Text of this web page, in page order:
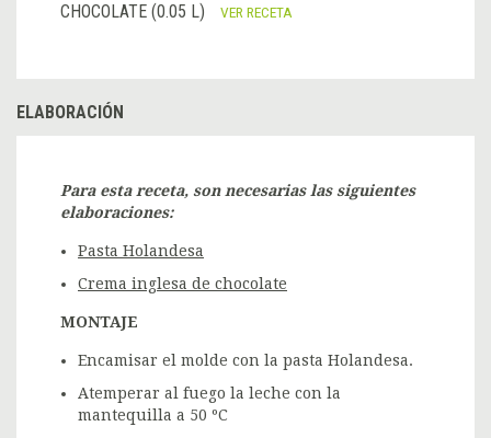
CHOCOLATE (0.05 L)
VER RECETA
ELABORACIÓN
Para esta receta, son necesarias las siguientes
elaboraciones:
Pasta Holandesa
Crema inglesa de chocolate
MONTAJE
Encamisar el molde con la pasta Holandesa.
Atemperar al fuego la leche con la
mantequilla a 50 ºC